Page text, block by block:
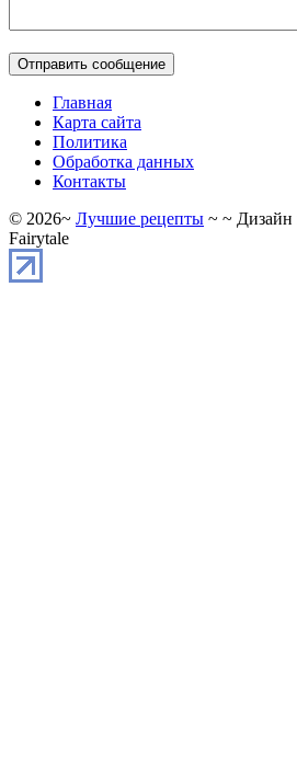
Главная
Карта сайта
Политика
Обработка данных
Контакты
© 2026~ Лучшие рецепты ~ ~ Дизайн
Fairytale